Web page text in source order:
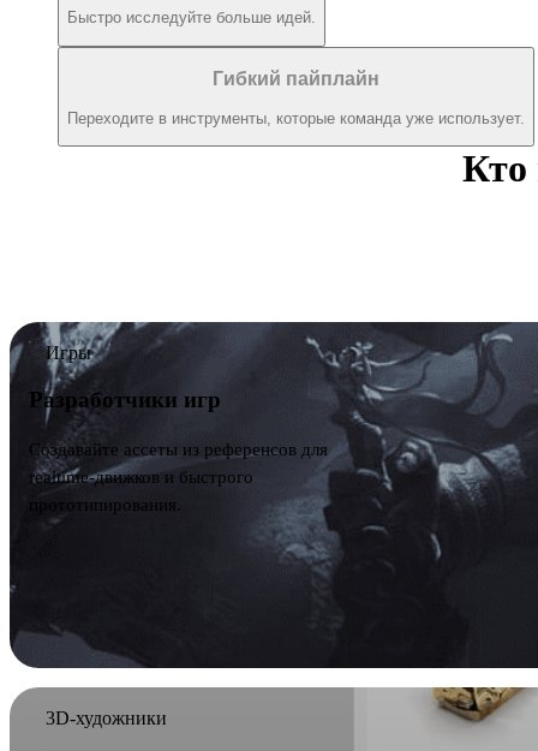
Быстро исследуйте больше идей.
Гибкий пайплайн
Переходите в инструменты, которые команда уже использует.
Кто
Игры
Разработчики игр
Создавайте ассеты из референсов для
realtime-движков и быстрого
прототипирования.
3D-художники